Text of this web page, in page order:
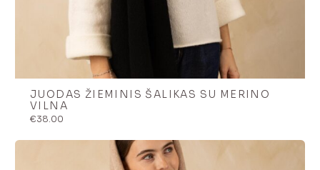
JUODAS ŽIEMINIS ŠALIKAS SU MERINO
VILNA
€38.00